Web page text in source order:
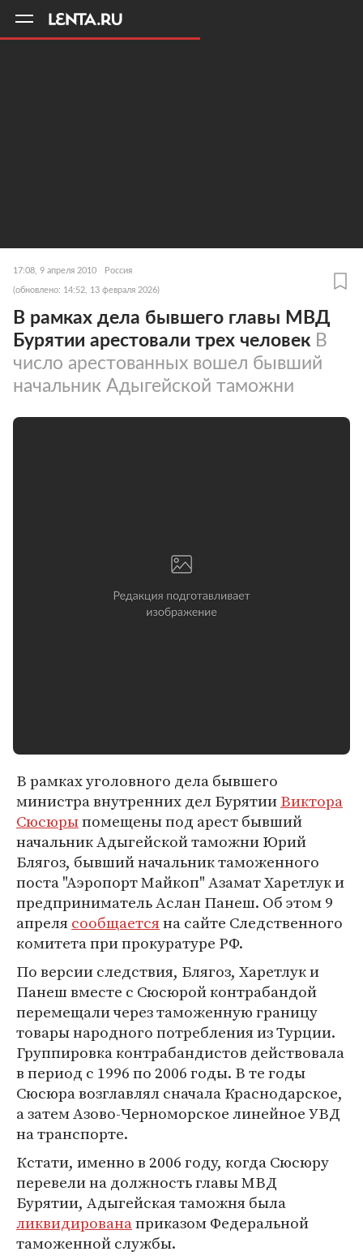
17:08, 9 апреля 2010 Россия
(обновлено: 14:52, 13 февраля 2026)
В рамках дела бывшего главы МВД
Бурятии арестовали трех человек В
число арестованных вошел бывший
начальник Адыгейской таможни
В рамках уголовного дела бывшего
министра внутренних дел БурятииВиктора
Сюсюрыпомещены под арест бывший
начальник Адыгейской таможни Юрий
Блягоз, бывший начальник таможенного
поста "Аэропорт Майкоп" Азамат Харетлук и
предприниматель Аслан Панеш. Об этом 9
апрелясообщаетсяна сайте Следственного
комитета при прокуратуре РФ.
По версии следствия, Блягоз, Харетлук и
Панеш вместе с Сюсюрой контрабандой
перемещали через таможенную границу
товары народного потребления из Турции.
Группировка контрабандистов действовала
в период с 1996 по 2006 годы. В те годы
Сюсюра возглавлял сначала Краснодарское,
а затем Азово-Черноморское линейное УВД
на транспорте.
Кстати, именно в 2006 году, когда Сюсюру
перевели на должность главы МВД
Бурятии, Адыгейская таможня была
ликвидированаприказом Федеральной
таможенной службы.